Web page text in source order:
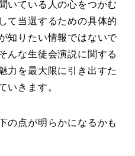
いている人の心をつかむ
て当選するための具体的
知りたい情報ではないで
んな生徒会演説に関する
力を最大限に引き出すた
いきます。
の点が明らかになるかも